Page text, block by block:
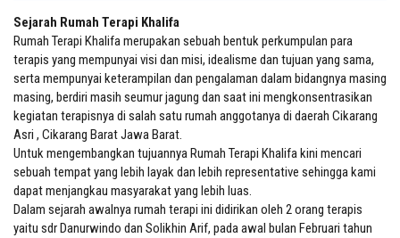
Sejarah Rumah Terapi Khalifa
Rumah Terapi Khalifa merupakan sebuah bentuk perkumpulan para
terapis yang mempunyai visi dan misi, idealisme dan tujuan yang sama,
serta mempunyai keterampilan dan pengalaman dalam bidangnya masing
masing, berdiri masih seumur jagung dan saat ini mengkonsentrasikan
kegiatan terapisnya di salah satu rumah anggotanya di daerah Cikarang
Asri , Cikarang Barat Jawa Barat.
Untuk mengembangkan tujuannya Rumah Terapi Khalifa kini mencari
sebuah tempat yang lebih layak dan lebih representative sehingga kami
dapat menjangkau masyarakat yang lebih luas.
Dalam sejarah awalnya rumah terapi ini didirikan oleh 2 orang terapis
yaitu sdr Danurwindo dan Solikhin Arif, pada awal bulan Februari tahun